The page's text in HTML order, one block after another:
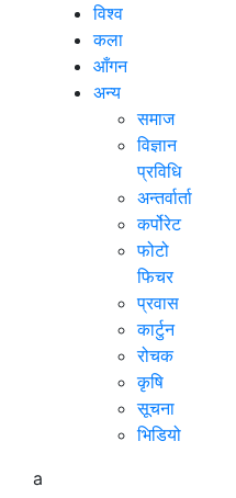
विश्व
कला
आँगन
अन्य
समाज
विज्ञान
प्रविधि
अन्तर्वार्ता
कर्पोरेट
फोटो
फिचर
प्रवास
कार्टुन
रोचक
कृषि
सूचना
भिडियो
a